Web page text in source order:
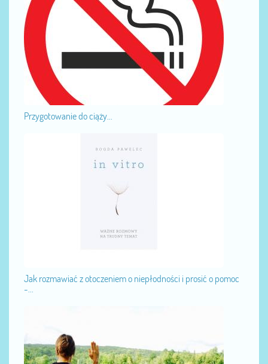
Przygotowanie do ciąży...
Jak rozmawiać z otoczeniem o niepłodności i prosić o pomoc
-...